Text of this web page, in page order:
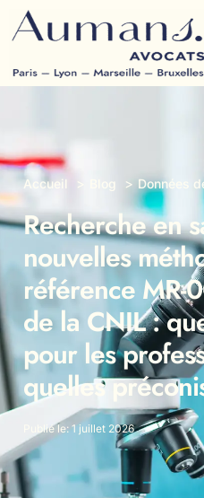
Accueil Blog Données
Recherche en
nouvelles
référence MR-
de la CNIL :
pour les
quelles
Publié le: 1 juillet 2026